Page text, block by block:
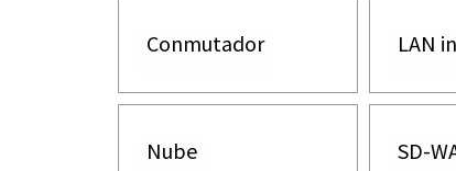
Conmutador LAN
Nube SD-